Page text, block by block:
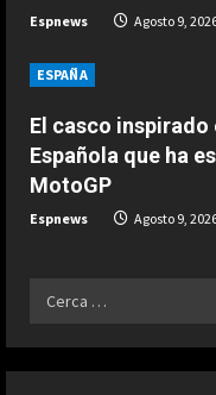
g
Espnews Agosto 9,
ESPAÑA
El casco
Española que ha
MotoGP
Espnews Agosto 9,
Ricerca
El